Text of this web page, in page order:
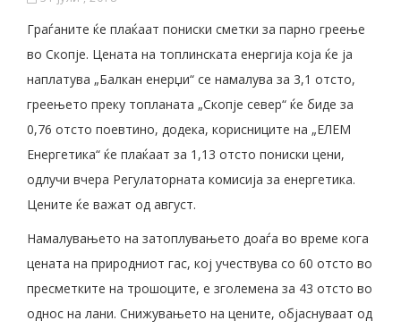
Граѓаните ќе плаќаат пониски сметки за парно греење
во Скопје. Цената на топлинската енергија која ќе ја
наплатува „Балкан енерџи“ се намалува за 3,1 отсто,
греењето преку топланата „Скопје север“ ќе биде за
0,76 отсто поевтино, додека, корисниците на „ЕЛЕМ
Енергетика“ ќе плаќаат за 1,13 отсто пониски цени,
одлучи вчера Регулаторната комисија за енергетика.
Цените ќе важат од август.
Намалувањето на затоплувањето доаѓа во време кога
цената на природниот гас, кој учествува со 60 отсто во
пресметките на трошоците, е зголемена за 43 отсто во
однос на лани. Снижувањето на цените, објаснуваат од